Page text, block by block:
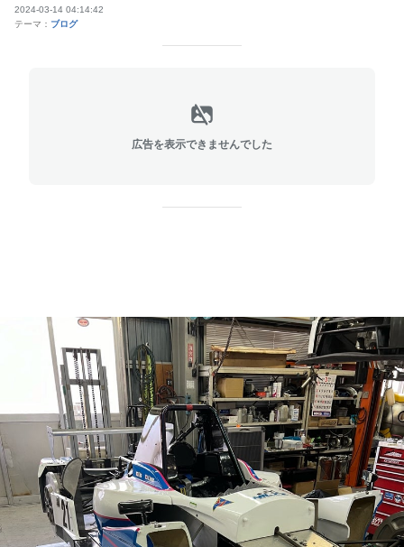
2024-03-14 04:14:42
テーマ： ブログ
広告を表示できませんでした